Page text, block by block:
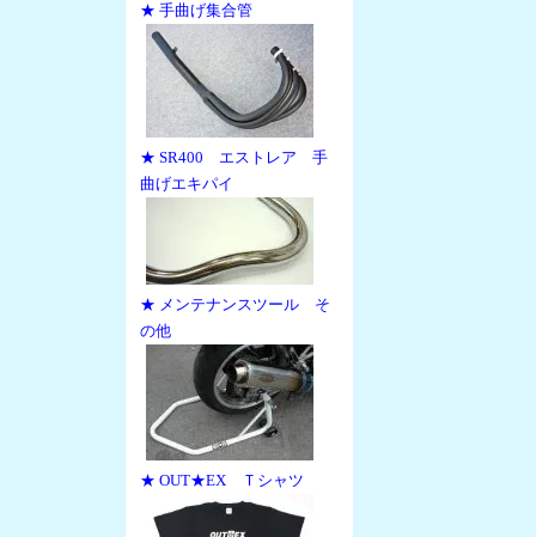
★ 手曲げ集合管
★ SR400 エストレア 手
曲げエキパイ
★ メンテナンスツール そ
の他
★ OUT★EX Ｔシャツ